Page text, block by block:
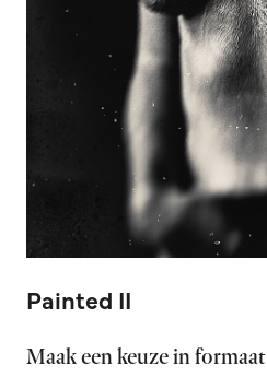
Painted II
Maak een keuze in formaat